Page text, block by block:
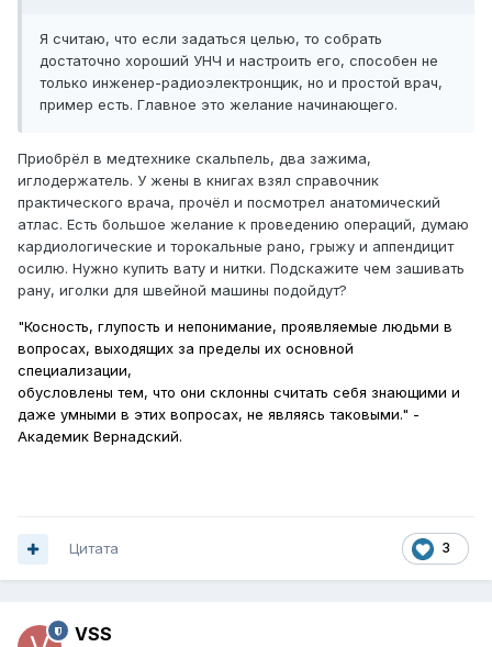
Я считаю, что если задаться целью, то собрать
достаточно хороший УНЧ и настроить его, способен не
только инженер-радиоэлектронщик, но и простой врач,
пример есть. Главное это желание начинающего.
Приобрёл в медтехнике скальпель, два зажима,
иглодержатель. У жены в книгах взял справочник
практического врача, прочёл и посмотрел анатомический
атлас. Есть большое желание к проведению операций, думаю
кардиологические и торокальные рано, грыжу и аппендицит
осилю. Нужно купить вату и нитки. Подскажите чем зашивать
рану, иголки для швейной машины подойдут?
"Косность, глупость и непонимание, проявляемые людьми в
вопросах, выходящих за пределы их основной
специализации,
обусловлены тем, что они склонны считать себя знающими и
даже умными в этих вопросах, не являясь таковыми." -
Академик Вернадский.
3
Цитата
VSS